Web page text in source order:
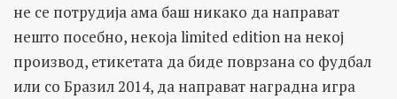
не се потрудија ама баш никако да направат
нешто посебно, некоја limited edition на некој
производ, етикетата да биде поврзана со фудбал
или со Бразил 2014, да направат наградна игра